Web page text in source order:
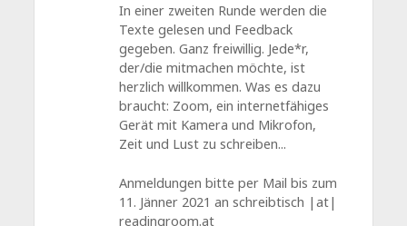
In einer zweiten Runde werden die
Texte gelesen und Feedback
gegeben. Ganz freiwillig. Jede*r,
der/die mitmachen möchte, ist
herzlich willkommen. Was es dazu
braucht: Zoom, ein internetfähiges
Gerät mit Kamera und Mikrofon,
Zeit und Lust zu schreiben...
Anmeldungen bitte per Mail bis zum
11. Jänner 2021 an schreibtisch |at|
readingroom.at